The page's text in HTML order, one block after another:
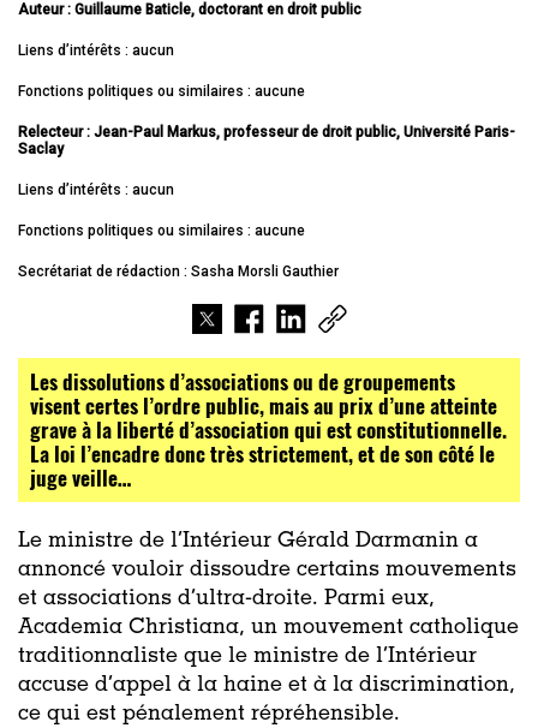
Auteur : Guillaume Baticle, doctorant en droit public
Liens d’intérêts : aucun
Fonctions politiques ou similaires : aucune
Relecteur : Jean-Paul Markus, professeur de droit public, Université Paris-
Saclay
Liens d’intérêts : aucun
Fonctions politiques ou similaires : aucune
Secrétariat de rédaction : Sasha Morsli Gauthier
Les dissolutions d’associations ou de groupements
visent certes l’ordre public, mais au prix d’une atteinte
grave à la liberté d’association qui est constitutionnelle.
La loi l’encadre donc très strictement, et de son côté le
juge veille…
Le ministre de l’Intérieur Gérald Darmanin a
annoncé vouloir dissoudre certains mouvements
et associations d’ultra-droite. Parmi eux,
Academia Christiana, un mouvement catholique
traditionnaliste que le ministre de l’Intérieur
accuse d’appel à la haine et à la discrimination,
ce qui est pénalement répréhensible.